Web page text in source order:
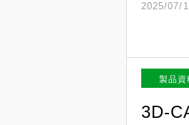
2025/07/
製品資
3D-